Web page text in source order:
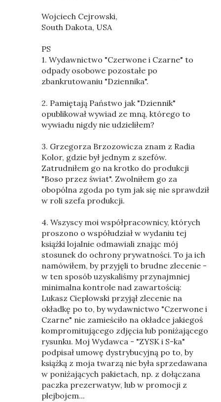
Wojciech Cejrowski,
South Dakota, USA
PS
1. Wydawnictwo "Czerwone i Czarne" to
odpady osobowe pozostałe po
zbankrutowaniu "Dziennika".
2. Pamiętają Państwo jak "Dziennik"
opublikował wywiad ze mną, którego to
wywiadu nigdy nie udzieliłem?
3. Grzegorza Brzozowicza znam z Radia
Kolor, gdzie był jednym z szefów.
Zatrudniłem go na krotko do produkcji
"Boso przez świat". Zwolniłem go za
obopólna zgoda po tym jak się nie sprawdził
w roli szefa produkcji.
4. Wszyscy moi współpracownicy, których
proszono o współudział w wydaniu tej
książki lojalnie odmawiali znając mój
stosunek do ochrony prywatności. To ja ich
namówiłem, by przyjęli to brudne zlecenie -
w ten sposób uzyskaliśmy przynajmniej
minimalna kontrole nad zawartością:
Lukasz Cieplowski przyjął zlecenie na
okładkę po to, by wydawnictwo "Czerwone i
Czarne" nie zamieściło na okładce jakiegoś
kompromitującego zdjęcia lub poniżającego
rysunku. Moj Wydawca - "ZYSK i S-ka"
podpisał umowę dystrybucyjną po to, by
książką z moja twarzą nie była sprzedawana
w poniżających pakietach, np. z dołączana
paczka prezerwatyw, lub w promocji z
plejbojem...